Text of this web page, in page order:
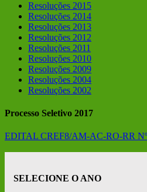
Resoluções 2015
Resoluções 2014
Resoluções 2013
Resoluções 2012
Resoluções 2011
Resoluções 2010
Resoluções 2009
Resoluções 2004
Resoluções 2002
Processo Seletivo 2017
EDITAL CREF8/AM-AC-RO-RR
SELECIONE O ANO